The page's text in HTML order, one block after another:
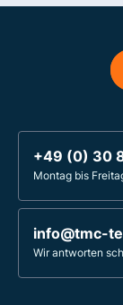
+49 (0) 30
Montag bis
info@tmc-
Wir antworten